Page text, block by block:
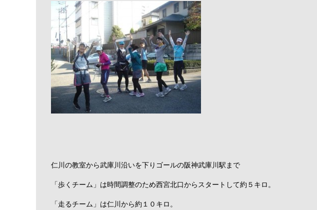
仁川の教室から武庫川沿いを下りゴールの阪神武庫川駅まで
「歩くチーム」は時間調整のため西宮北口からスタートして約５キロ。
「走るチーム」は仁川から約１０キロ。